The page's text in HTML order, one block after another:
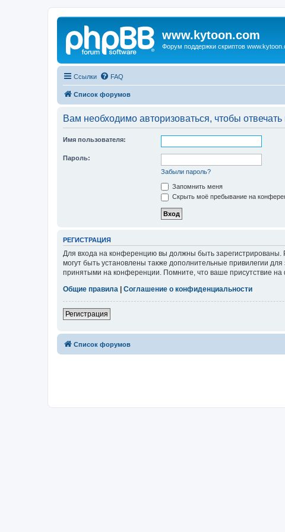
www.kytoon.com
Форум поддержки скриптов
Ссылки FAQ
Список форумов
Вам необходимо авторизоваться, чтобы
Имя пользователя:
Пароль:
Забыли пароль?
Запомнить меня
Скрыть моё пребывание на
РЕГИСТРАЦИЯ
Для входа на конференцию вы должны быть зарегистрированы.
могут быть установлены также дополнительные привилегии
принятыми на конференции. Помните, что ваше присутствие
Общие правила
Соглашение о конфиденциальности
Регистрация
Список форумов